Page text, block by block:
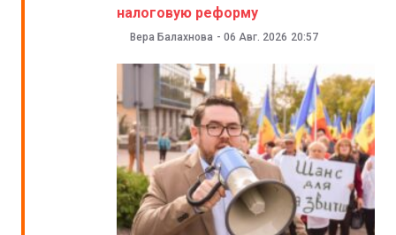
налоговую реформу
Вера Балахнова - 06 Авг. 2026 20:57